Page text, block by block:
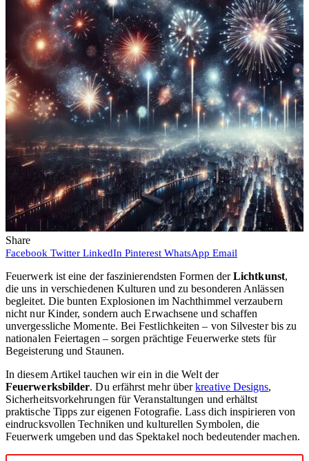
Share
Facebook Twitter LinkedIn Pinterest WhatsApp Email
Feuerwerk ist eine der faszinierendsten Formen derLichtkunst,
die uns in verschiedenen Kulturen und zu besonderen Anlässen
begleitet. Die bunten Explosionen im Nachthimmel verzaubern
nicht nur Kinder, sondern auch Erwachsene und schaffen
unvergessliche Momente. Bei Festlichkeiten – von Silvester bis zu
nationalen Feiertagen – sorgen prächtige Feuerwerke stets für
Begeisterung und Staunen.
In diesem Artikel tauchen wir ein in die Welt der
Feuerwerksbilder. Du erfährst mehr überkreative Designs,
Sicherheitsvorkehrungen für Veranstaltungen und erhältst
praktische Tipps zur eigenen Fotografie. Lass dich inspirieren von
eindrucksvollen Techniken und kulturellen Symbolen, die
Feuerwerk umgeben und das Spektakel noch bedeutender machen.